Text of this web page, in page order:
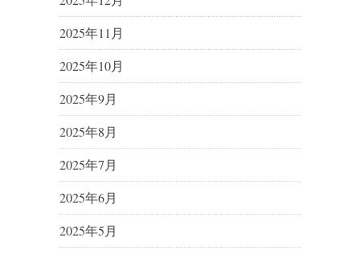
2025年11月
2025年10月
2025年9月
2025年8月
2025年7月
2025年6月
2025年5月